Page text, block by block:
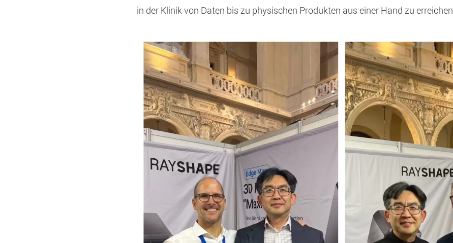
in der Klinik von Daten bis zu physischen Produkten aus einer Hand zu erreichen.